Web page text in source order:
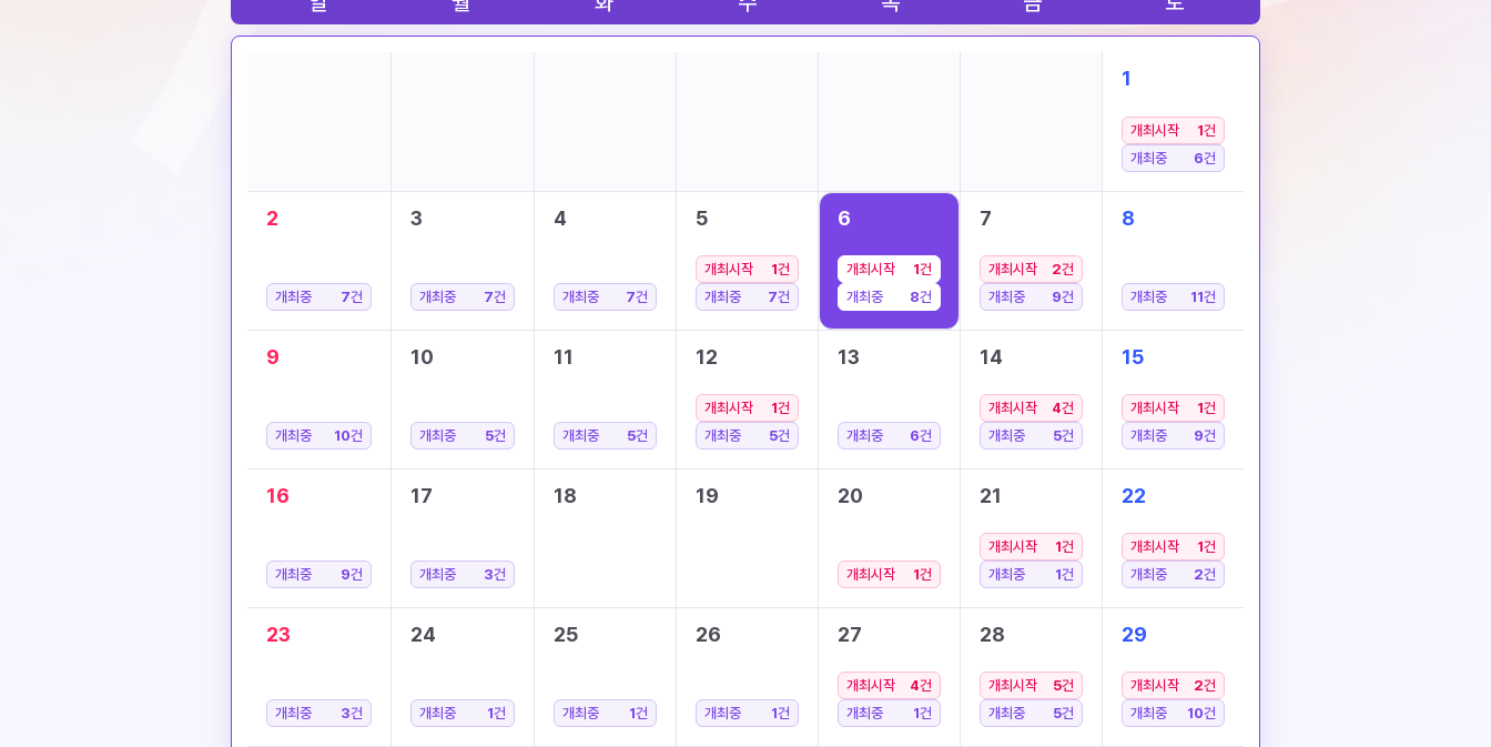
1
개최시작 1건
개최중
6건
2
개최중 7건
3
개최중 7건
4
개최중 7건
5
개최시작 1건
개최중
7건
6
개최시작 1건
개최중
8건
7
개최시작 2건
개최중
9건
8
개최중 11건
9
개최중 10건
10
개최중 5건
11
개최중 5건
12
개최시작 1건
개최중
5건
13
개최중 6건
14
개최시작 4건
개최중
5건
15
개최시작 1건
개최중
9건
16
개최중 9건
17
개최중 3건
18 19 20
개최시작 1건
21
개최시작 1건
개최중
1건
22
개최시작 1건
개최중
2건
23
개최중 3건
24
개최중 1건
25
개최중 1건
26
개최중 1건
27
개최시작 4건
개최중
1건
28
개최시작 5건
개최중
5건
29
개최시작 2건
개최중
10건